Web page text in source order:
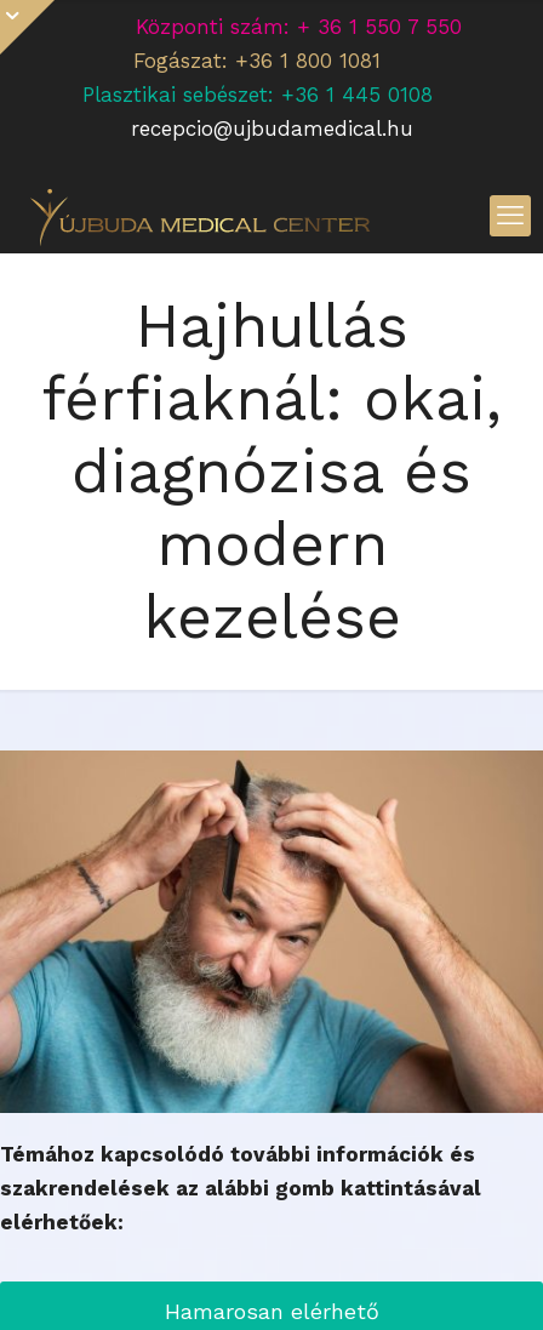
Központi szám: + 36 1 550 7 550
Fogászat: +36 1 800 1081
Plasztikai sebészet: +36 1 445 0108
recepcio@ujbudamedical.hu
Hajhullás
férfiaknál: okai,
diagnózisa és
modern
kezelése
Témához kapcsolódó további információk és
szakrendelések az alábbi gomb kattintásával
elérhetőek:
Hamarosan elérhető